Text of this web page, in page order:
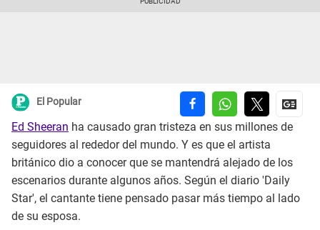
El Popular
Ed Sheeran ha causado gran tristeza en sus millones de
seguidores al rededor del mundo. Y es que el artista
británico dio a conocer que se mantendrá alejado de los
escenarios durante algunos años. Según el diario 'Daily
Star', el cantante tiene pensado pasar más tiempo al lado
de su esposa.